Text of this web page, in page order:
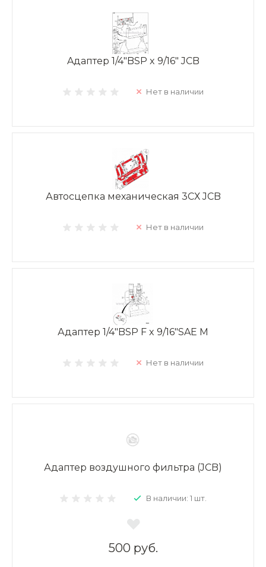
Aдаптер 1/4"BSP x 9/16" JCB
Нет в наличии
Автосцепка механическая 3СХ JCB
Нет в наличии
Адаптер 1/4"BSP F x 9/16"SAE M
Нет в наличии
Адаптер воздушного фильтра (JCB)
В наличии: 1 шт.
500 руб.